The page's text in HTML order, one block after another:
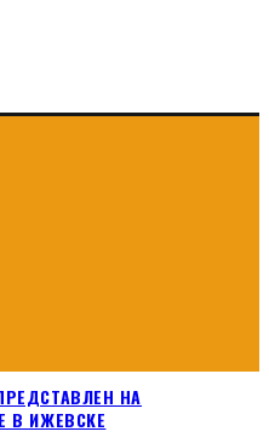
НА
В ИЖЕВСКЕ